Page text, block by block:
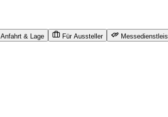
Anfahrt & Lage Für Aussteller